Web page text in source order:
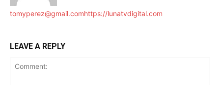
tomyperez@gmail.comhttps://lunatvdigital.com
LEAVE A REPLY